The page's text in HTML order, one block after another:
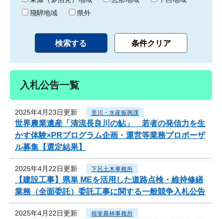
飛騨地域
県外
入札公告一覧
2025年4月23日更新 里川・水産振興課
世界農業遺産「清流長良川の鮎」 若者の発信力を生
かす体験×PRプログラム企画・運営等業務プロポーザ
ル募集【選定結果】
2025年4月22日更新 下呂土木事務所
【建設工事】県単 MEを活用した道路点検・維持修繕
業務（全面委託）委託工事に関する一般競争入札公告
2025年4月22日更新 揖斐農林事務所